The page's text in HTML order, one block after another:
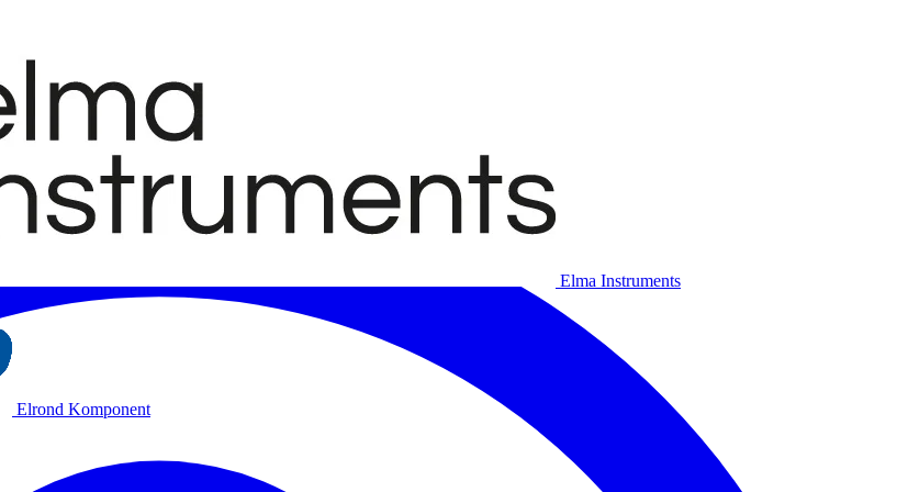
Elma Instruments
Elrond Komponent